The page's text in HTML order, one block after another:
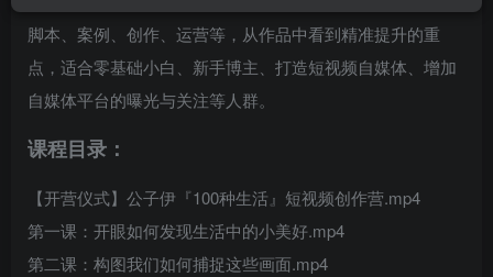
脚本、案例、创作、运营等，从作品中看到精准提升的重
点，适合零基础小白、新手博主、打造短视频自媒体、增加
自媒体平台的曝光与关注等人群。
课程目录：
【开营仪式】公子伊『100种生活』短视频创作营.mp4
第一课：开眼如何发现生活中的小美好.mp4
第二课：构图我们如何捕捉这些画面.mp4